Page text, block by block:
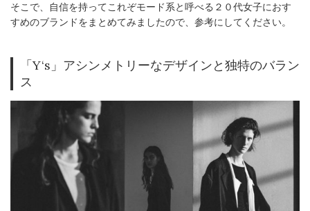
そこで、自信を持ってこれぞモード系と呼べる２０代女子におす
すめのブランドをまとめてみましたので、参考にしてください。
「Y‘s」アシンメトリーなデザインと独特のバラン
ス